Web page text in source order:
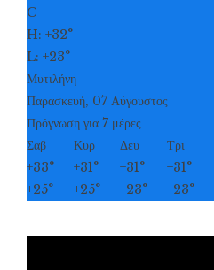
C
H: +32°
L: +23°
Μυτιλήνη
Παρασκευή, 07 Αύγουστος
Πρόγνωση για 7 μέρες
Σαβ
Κυρ Δευ Τρι
+33° +31° +31° +31°
+25° +25° +23° +23°